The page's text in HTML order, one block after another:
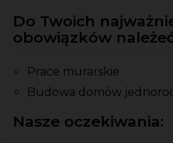
Do Twoich
obowiązków
Prace murarskie
Budowa domów
Nasze oczekiwania: